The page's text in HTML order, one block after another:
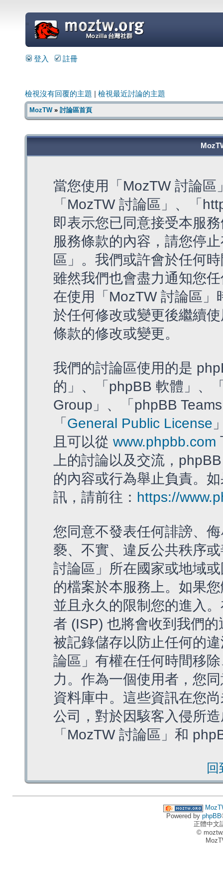
=
登入 註冊
檢視沒有回覆的主題 檢視最近討論的主題
MozTW» 討論區首頁
當您使用「MozTW 討論
「MozTW 討論區」、「
即表示您已同意接受本服
服務條款的內容，請您停
區」。我們或許會於任何
雖然我們也會盡力通知您
在使用「MozTW 討論區
於任何修改或變更後繼續
條款的修改或變更。
我們的討論區使用的是
的」、「phpBB 軟體」、
Group」、「phpBB
「 General Public License
且可以從 www.phpbb.com
上的討論以及交流，
的內容或行為舉止負責。
訊，請前往： https://
您同意不發表任何誹謗、
褻、不實、違反公共秩序
討論區」所在國家或地域
的檔案於本服務上。如果
並且永久的限制您的進入
者 (ISP) 也將會收到我們
被記錄儲存以防止任何的
論區」有權在任何時間移
力。作為一個使用者，您
資料庫中。這些資訊在您
公司，對於因駭客入侵所
「MozTW 討論區」和
Powered by phpBB
正體中文
©